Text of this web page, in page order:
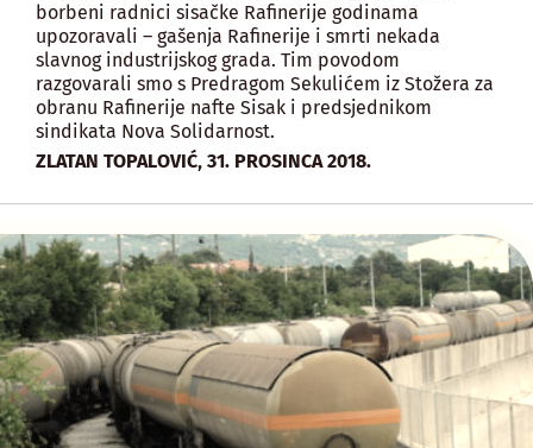
borbeni radnici sisačke Rafinerije godinama
upozoravali – gašenja Rafinerije i smrti nekada
slavnog industrijskog grada. Tim povodom
razgovarali smo s Predragom Sekulićem iz Stožera za
obranu Rafinerije nafte Sisak i predsjednikom
sindikata Nova Solidarnost.
ZLATAN TOPALOVIĆ, 31. PROSINCA 2018.